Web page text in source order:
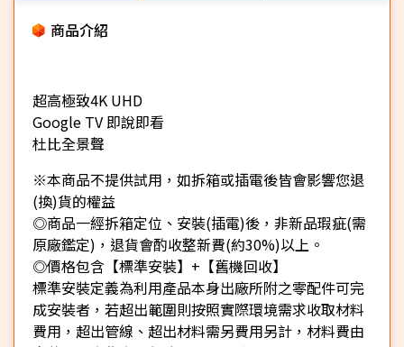
商品介紹
超高極致4K UHD
Google TV 即說即看
杜比全景聲
※本商品不提供試用，如拆箱或插電後皆會影響您退
(換)貨的權益
◎商品一經拆箱定位、安裝(插電)後，非新品瑕疵(需
原廠鑑定)，退貨會酌收整新費(約30%)以上。
◎價格包含【標準安裝】+【舊機回收】
標準安裝定義為利用產品本身出廠所附之零配件可完
成安裝者，若超出範圍則按照實際環境需求收取材料
費用，超出管線、超出材料需另費用另計，材料費由